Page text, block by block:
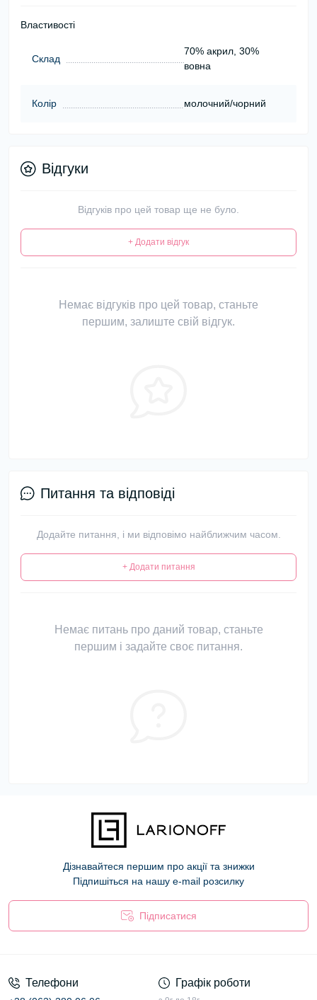
Властивості
Склад
70% акрил, 30%
вовна
Колір молочний/чорний
Відгуки
Відгуків про цей товар ще не було.
+ Додати відгук
Немає відгуків про цей товар, станьте
першим, залиште свій відгук.
Питання та відповіді
Додайте питання, і ми відповімо найближчим часом.
+ Додати питання
Немає питань про даний товар, станьте
першим і задайте своє питання.
Дізнавайтеся першим про акції та знижки
Підпишіться на нашу e-mail розсилку
Підписатися
Телефони Графік роботи